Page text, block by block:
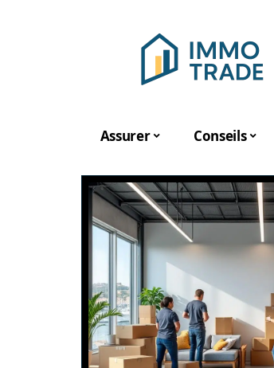
Assurer Conseils